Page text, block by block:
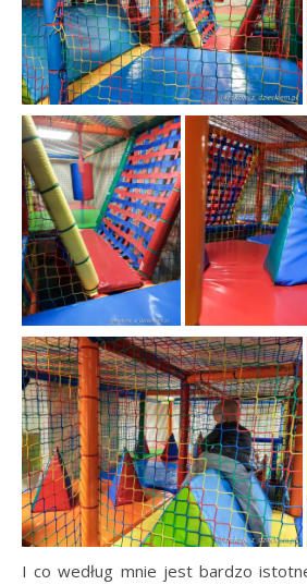
I co według mnie jest bardzo